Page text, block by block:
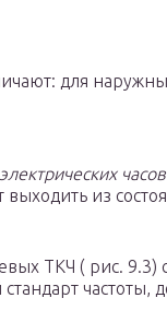
для
часов
из
ТКЧ ( рис.
частоты,